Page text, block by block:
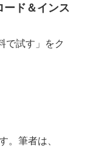
ド＆インス
で試す」をク
。筆者は、